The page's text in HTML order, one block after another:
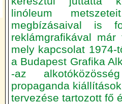
linóleum
megbízásaival is
reklámgrafikával
mely kapcsolat 1974-
a Budapest Grafika
-az
propaganda
tervezése tartozott fő